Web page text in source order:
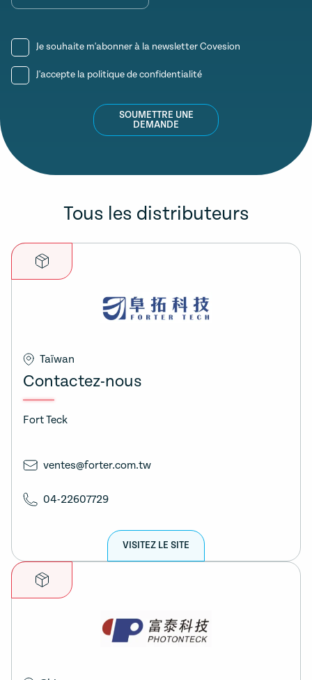
Je souhaite m'abonner à la newsletter Covesion
J'accepte la politique de confidentialité
SOUMETTRE UNE
DEMANDE
Tous les distributeurs
Taïwan
Contactez-nous
Fort Teck
ventes@forter.com.tw
04-22607729
VISITEZ LE SITE